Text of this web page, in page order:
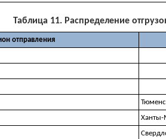
Таблица 11. Распределение
отправления